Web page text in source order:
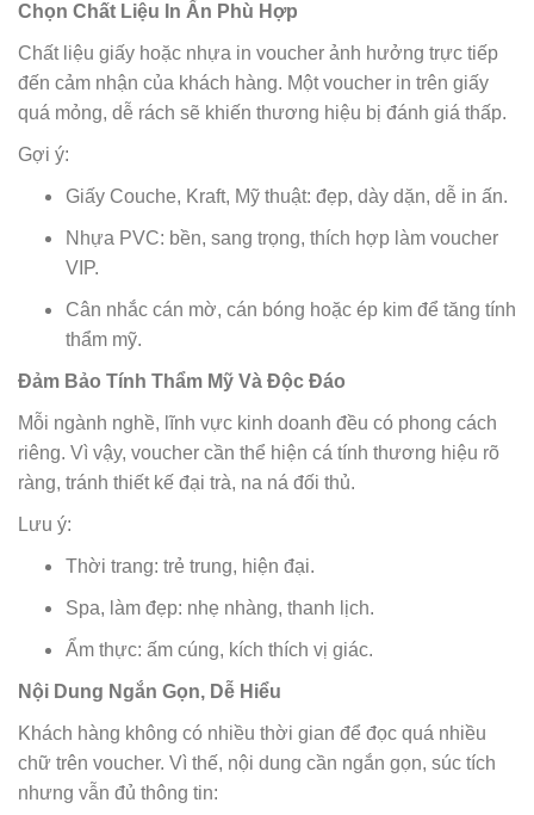
Chọn Chất Liệu In Ấn Phù Hợp
Chất liệu giấy hoặc nhựa in voucher ảnh hưởng trực tiếp
đến cảm nhận của khách hàng. Một voucher in trên giấy
quá mỏng, dễ rách sẽ khiến thương hiệu bị đánh giá thấp.
Gợi ý:
Giấy Couche, Kraft, Mỹ thuật: đẹp, dày dặn, dễ in ấn.
Nhựa PVC: bền, sang trọng, thích hợp làm voucher
VIP.
Cân nhắc cán mờ, cán bóng hoặc ép kim để tăng tính
thẩm mỹ.
Đảm Bảo Tính Thẩm Mỹ Và Độc Đáo
Mỗi ngành nghề, lĩnh vực kinh doanh đều có phong cách
riêng. Vì vậy, voucher cần thể hiện cá tính thương hiệu rõ
ràng, tránh thiết kế đại trà, na ná đối thủ.
Lưu ý:
Thời trang: trẻ trung, hiện đại.
Spa, làm đẹp: nhẹ nhàng, thanh lịch.
Ẩm thực: ấm cúng, kích thích vị giác.
Nội Dung Ngắn Gọn, Dễ Hiểu
Khách hàng không có nhiều thời gian để đọc quá nhiều
chữ trên voucher. Vì thế, nội dung cần ngắn gọn, súc tích
nhưng vẫn đủ thông tin: